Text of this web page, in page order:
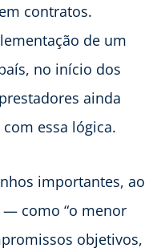
contratos.
de um
no início dos
ainda
essa lógica.
importantes, ao
— como “o menor
objetivos,